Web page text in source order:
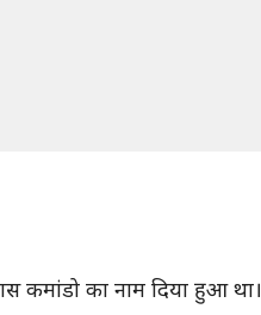
का नाम दिया हुआ था।